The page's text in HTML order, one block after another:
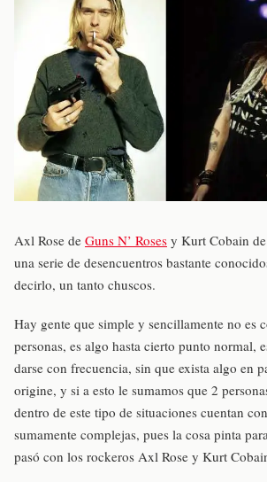
Axl Rose de Guns N’ Roses y Kurt Cobain
una serie de desencuentros bastante
decirlo, un tanto chuscos.
Hay gente que simple y sencillamente no es
personas, es algo hasta cierto punto normal,
darse con frecuencia, sin que exista algo en
origine, y si a esto le sumamos que 2
dentro de este tipo de situaciones cuentan
sumamente complejas, pues la cosa pinta
pasó con los rockeros Axl Rose y Kurt